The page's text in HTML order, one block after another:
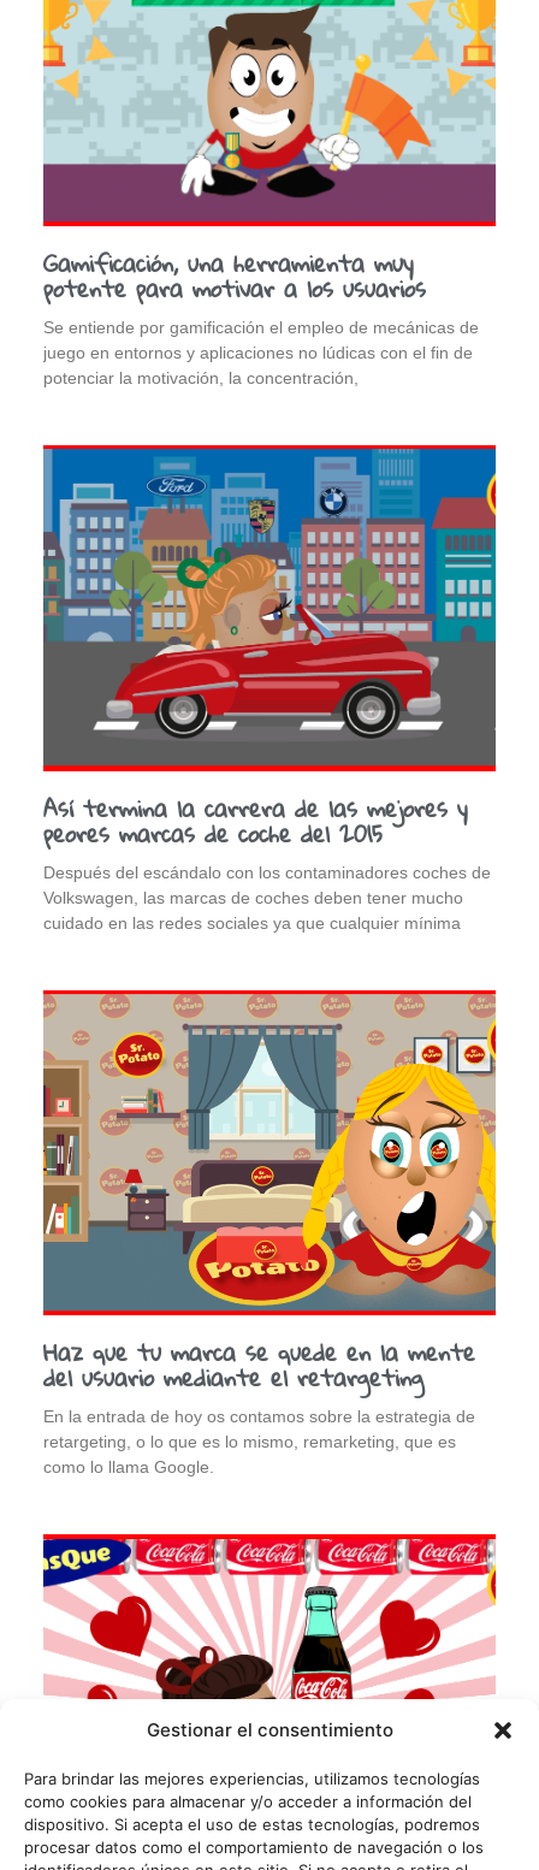
Gestionar el consentimiento
Para brindar las mejores experiencias, utilizamos tecnologías
como cookies para almacenar y/o acceder a información del
dispositivo. Si acepta el uso de estas tecnologías, podremos
procesar datos como el comportamiento de navegación o los
Gamificación, una herramienta muy
potente para motivar a los usuarios
Se entiende por gamificación el empleo de mecánicas de
juego en entornos y aplicaciones no lúdicas con el fin de
potenciar la motivación, la concentración,
Así termina la carrera de las mejores y
peores marcas de coche del 2015
Después del escándalo con los contaminadores coches de
Volkswagen, las marcas de coches deben tener mucho
cuidado en las redes sociales ya que cualquier mínima
Haz que tu marca se quede en la mente
del usuario mediante el retargeting
En la entrada de hoy os contamos sobre la estrategia de
retargeting, o lo que es lo mismo, remarketing, que es
como lo llama Google.